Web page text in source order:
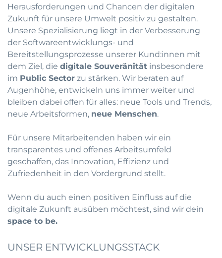
Herausforderungen und Chancen der digitalen
Zukunft für unsere Umwelt positiv zu gestalten.
Unsere Spezialisierung liegt in der Verbesserung
der Softwareentwicklungs- und
Bereitstellungsprozesse unserer Kund:innen mit
dem Ziel, die digitale Souveränität insbesondere
im Public Sector zu stärken. Wir beraten auf
Augenhöhe, entwickeln uns immer weiter und
bleiben dabei offen für alles: neue Tools und Trends,
neue Arbeitsformen, neue Menschen.
Für unsere Mitarbeitenden haben wir ein
transparentes und offenes Arbeitsumfeld
geschaffen, das Innovation, Effizienz und
Zufriedenheit in den Vordergrund stellt.
Wenn du auch einen positiven Einfluss auf die
digitale Zukunft ausüben möchtest, sind wir dein
space to be.
UNSER ENTWICKLUNGSSTACK